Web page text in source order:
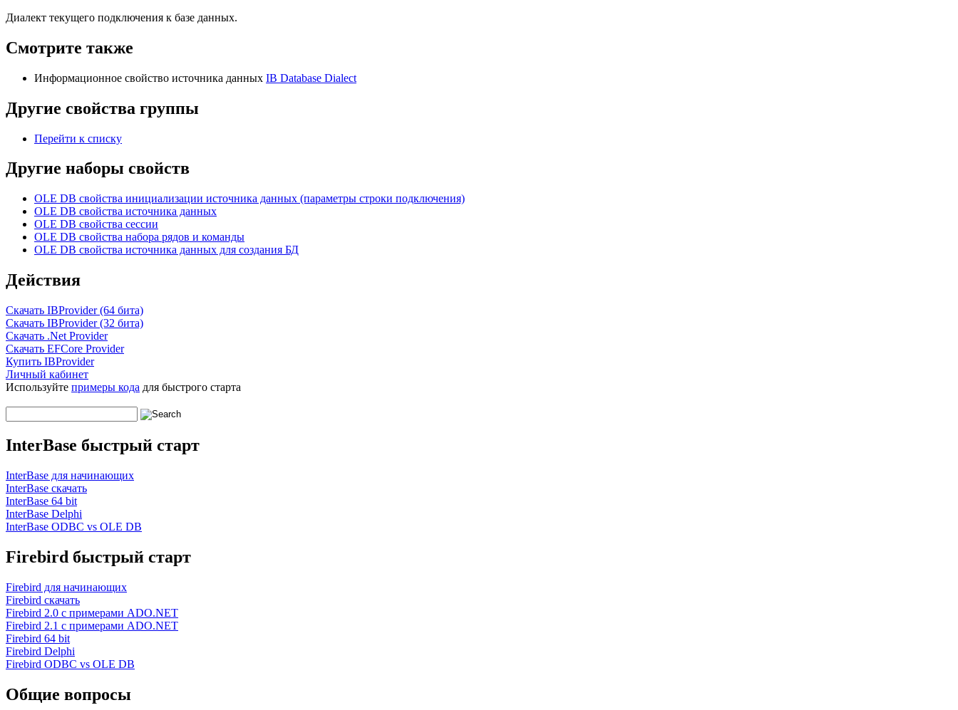
Диалект текущего подключения к базе данных.
Смотрите также
Информационное свойство источника данных IB Database Dialect
Другие свойства группы
Перейти к списку
Другие наборы свойств
OLE DB свойства инициализации источника данных (параметры строки подключения)
OLE DB свойства источника данных
OLE DB свойства сессии
OLE DB свойства набора рядов и команды
OLE DB свойства источника данных для создания БД
Действия
Скачать IBProvider (64 бита)
Скачать IBProvider (32 бита)
Скачать .Net Provider
Скачать EFCore Provider
Купить IBProvider
Личный кабинет
Используйте примеры кода для быстрого старта
InterBase быстрый старт
InterBase для начинающих
InterBase скачать
InterBase 64 bit
InterBase Delphi
InterBase ODBC vs OLE DB
Firebird быстрый старт
Firebird для начинающих
Firebird скачать
Firebird 2.0 с примерами ADO.NET
Firebird 2.1 с примерами ADO.NET
Firebird 64 bit
Firebird Delphi
Firebird ODBC vs OLE DB
Общие вопросы